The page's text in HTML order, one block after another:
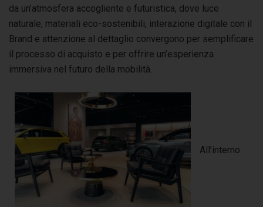
da un’atmosfera accogliente e futuristica, dove luce
naturale, materiali eco-sostenibili, interazione digitale con il
Brand e attenzione al dettaglio convergono per semplificare
il processo di acquisto e per offrire un’esperienza
immersiva nel futuro della mobilità.
All’interno